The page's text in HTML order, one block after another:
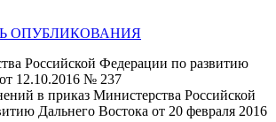
ОПУБЛИКОВАНИЯ
Российской Федерации по развитию
12.10.2016 № 237
в приказ Министерства Российской
Дальнего Востока от 20 февраля 2016